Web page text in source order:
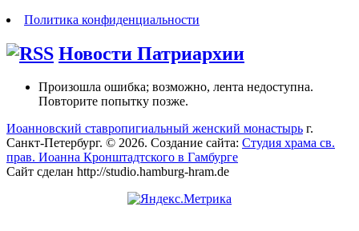
Политика конфиденциальности
Новости Патриархии
Произошла ошибка; возможно, лента недоступна.
Повторите попытку позже.
Иоанновский ставропигиальный женский монастырь г.
Санкт-Петербург. © 2026. Создание сайта: Студия храма св.
прав. Иоанна Кронштадтского в Гамбурге
Сайт сделан http://studio.hamburg-hram.de